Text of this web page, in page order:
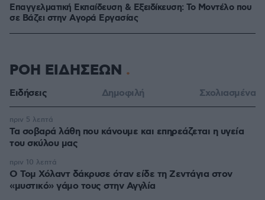
Επαγγελματική Εκπαίδευση & Εξειδίκευση: Το Mοντέλο που
σε Bάζει στην Aγορά Eργασίας
ΡΟΗ ΕΙΔΗΣΕΩΝ
Ειδήσεις Δημοφιλή Σχολιασμένα
Τα σοβαρά λάθη που κάνουμε και επηρεάζεται η υγεία
του σκύλου μας
πριν 5 λεπτά
Ο Τομ Χόλαντ δάκρυσε όταν είδε τη Ζεντάγια στον
«μυστικό» γάμο τους στην Αγγλία
πριν 10 λεπτά